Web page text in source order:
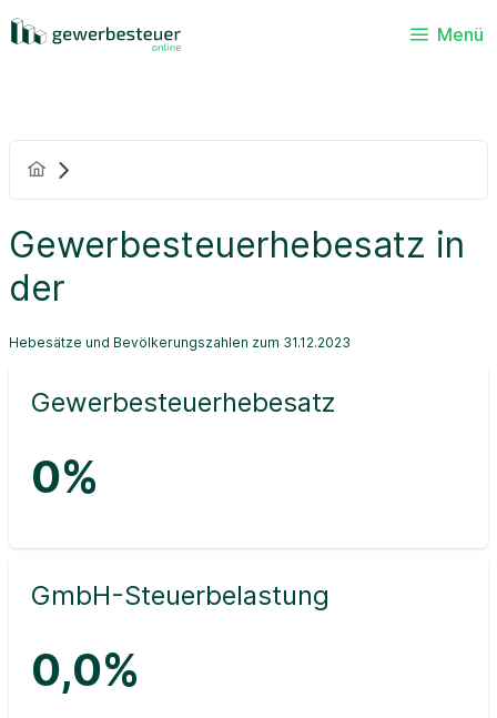
Menü
Gewerbesteuerhebesatz in
der
Hebesätze und Bevölkerungszahlen zum 31.12.2023
Gewerbesteuerhebesatz
0%
GmbH-Steuerbelastung
0,0%